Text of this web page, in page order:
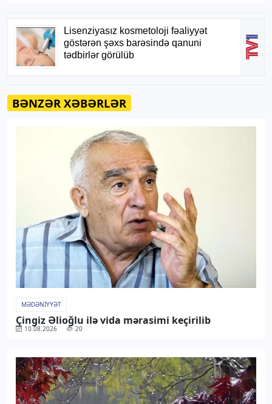
BƏNZƏR XƏBƏRLƏR
MƏDƏNIYYƏT
Çingiz Əlioğlu ilə vida mərasimi keçirilib
10.08.2026 20